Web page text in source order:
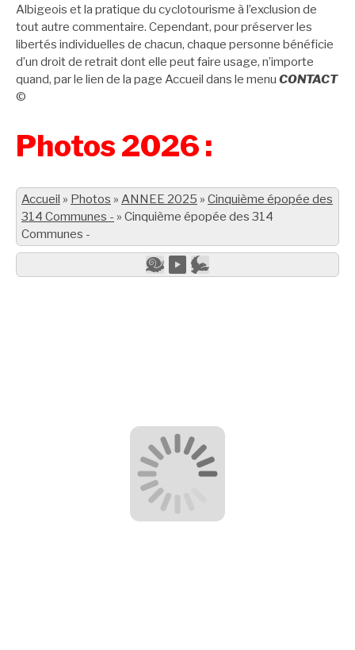
Albigeois et la pratique du cyclotourisme à l’exclusion de
tout autre commentaire. Cependant, pour préserver les
libertés individuelles de chacun, chaque personne bénéficie
d’un droit de retrait dont elle peut faire usage, n’importe
quand, par le lien de la page Accueil dans le menu CONTACT
©
Photos 2026 :
Accueil » Photos » ANNEE 2025 » Cinquième épopée des
314 Communes - » Cinquième épopée des 314
Communes -